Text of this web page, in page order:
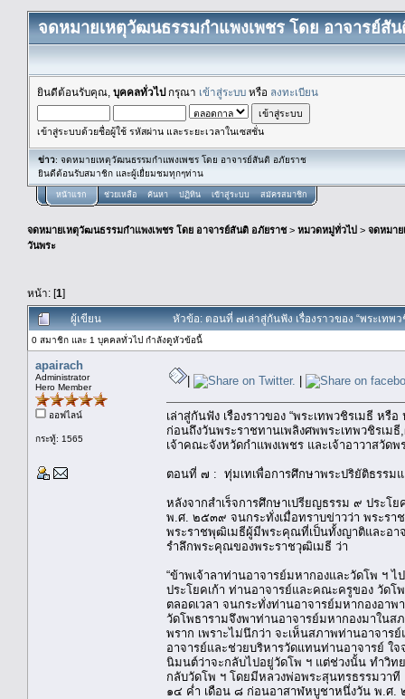
จดหมายเหตุวัฒนธรรมกำแพงเพชร โดย อาจารย์สั
ยินดีต้อนรับคุณ, บุคคลทั่วไปกรุณา เข้าสู่ระบบ หรือ ลงทะเบียน
เข้าสู่ระบบด้วยชื่อผู้ใช้ รหัสผ่าน และระยะเวลาในเซสชั่น
ข่าว: จดหมายเหตุวัฒนธรรมกำแพงเพชร โดย อาจารย์สันติ อภัยราช
ยินดีต้อนรับสมาชิก และผู้เยื่ยมชมทุกๆท่าน
หน้าแรก ช่วยเหลือ ค้นหา ปฏิทิน เข้าสู่ระบบ สมัครสมาชิก
จดหมายเหตุวัฒนธรรมกำแพงเพชร โดย อาจารย์สันติ อภัยราช> หมวดหมู่ทั่วไป > จดหมา
วันพระ
หน้า: [1]
ผู้เขียน หัวข้อ: ตอนที่ ๗เล่าสู่กันฟัง เรื่องราวของ “พระเทพ
0 สมาชิก และ 1 บุคคลทั่วไป กำลังดูหัวข้อนี้
apairach
Administrator
Hero Member
ออฟไลน์
กระทู้: 1565
| |
เล่าสู่กันฟัง เรื่องราวของ “พระเทพวชิรเมธี หรือ
ก่อนถึงวันพระราชทานเพลิงศพพระเทพวชิรเม
เจ้าคณะจังหวัดกำแพงเพชร และเจ้าอาวาสวัด
ตอนที่ ๗ : ทุ่มเทเพื่อการศึกษาพระปริยัติธรรม
หลังจากสำเร็จการศึกษาเปรียญธรรม ๙ ประ
พ.ศ. ๒๕๓๙ จนกระทั่งเมื่อทราบข่าวว่า พระร
พระราชพุฒิเมธีผู้มีพระคุณที่เป็นทั้งญาติและอา
รำลึกพระคุณของพระราชวุฒิเมธี ว่า
“ข้าพเจ้าลาท่านอาจารย์มหากองและวัดโพ ฯ
ประโยคเก้า ท่านอาจารย์และคณะครูของ วัด
ตลอดเวลา จนกระทั่งท่านอาจารย์มหากองอา
วัดโพธารามจึงพาท่านอาจารย์มหากองมาในส
พราก เพราะไม่นึกว่า จะเห็นสภาพท่านอาจา
อาจารย์และช่วยบริหารวัดแทนท่านอาจารย์ ใ
นิมนต์ว่าจะกลับไปอยู่วัดโพ ฯ แต่ช่วงนั้น ทำวิ
กลับวัดโพ ฯ โดยมีหลวงพ่อพระสุนทรธรรมวา
๑๔ ค่ำ เดือน ๘ ก่อนอาสาฬหบูชาหนึ่งวัน พ.ศ.